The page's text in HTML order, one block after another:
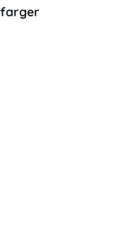
farger